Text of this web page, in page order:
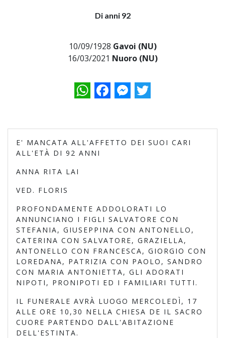
Di anni 92
10/09/1928 Gavoi (NU)
16/03/2021 Nuoro (NU)
WhatsAppFacebookMessenger
Twitter
E' MANCATA ALL'AFFETTO DEI SUOI CARI
ALL'ETÀ DI 92 ANNI
ANNA RITA LAI
VED. FLORIS
PROFONDAMENTE ADDOLORATI LO
ANNUNCIANO I FIGLI SALVATORE CON
STEFANIA, GIUSEPPINA CON ANTONELLO,
CATERINA CON SALVATORE, GRAZIELLA,
ANTONELLO CON FRANCESCA, GIORGIO CON
LOREDANA, PATRIZIA CON PAOLO, SANDRO
CON MARIA ANTONIETTA, GLI ADORATI
NIPOTI, PRONIPOTI ED I FAMILIARI TUTTI.
IL FUNERALE AVRÀ LUOGO MERCOLEDÌ, 17
ALLE ORE 10,30 NELLA CHIESA DE IL SACRO
CUORE PARTENDO DALL'ABITAZIONE
DELL'ESTINTA.